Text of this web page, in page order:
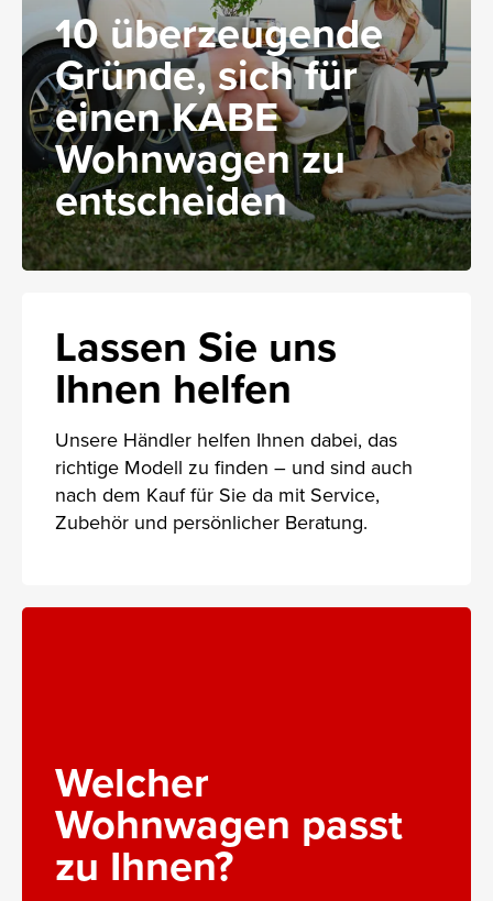
10 überzeugende
Gründe, sich für
einen KABE
Wohnwagen zu
entscheiden
Lassen Sie uns
Ihnen helfen
Unsere Händler helfen Ihnen dabei, das
richtige Modell zu finden – und sind auch
nach dem Kauf für Sie da mit Service,
Zubehör und persönlicher Beratung.
Welcher
Wohnwagen passt
zu Ihnen?